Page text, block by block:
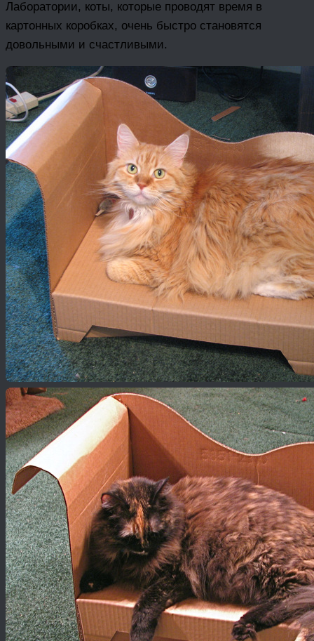
Лаборатории, коты, которые проводят время в
картонных коробках, очень быстро становятся
довольными и счастливыми.